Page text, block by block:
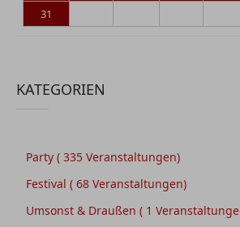
31
KATEGORIEN
Party ( 335 Veranstaltungen)
Festival ( 68 Veranstaltungen)
Umsonst & Draußen ( 1